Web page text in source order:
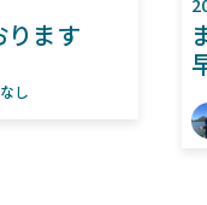
！予約はお